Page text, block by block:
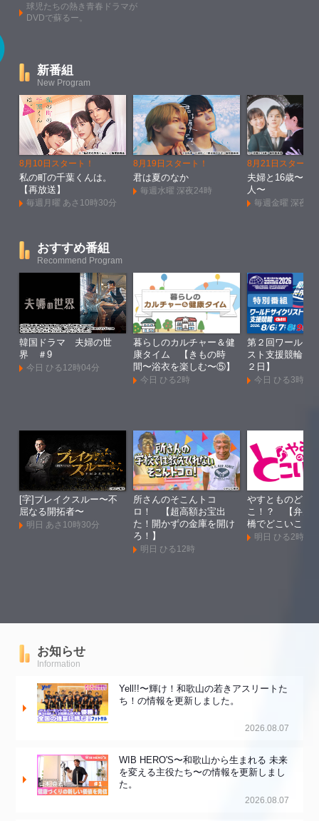
球児たちの熱き青春ドラマが
DVDで蘇るー。
新番組
New Program
8月10日スタート！
私の町の千葉くんは。
【再放送】
毎週月曜 あさ10時30分
8月19日スタート！
君は夏のなか
毎週水曜 深夜24時
8月21日スタート
夫婦と16歳〜狂
人〜
毎週金曜 深夜1
おすすめ番組
Recommend Program
韓国ドラマ 夫婦の世
界 ＃9
今日 ひる12時04分
暮らしのカルチャー＆健
康タイム 【きもの時
間〜浴衣を楽しむ〜⑤】
今日 ひる2時
第２回ワールド
スト支援競輪
２日】
今日 ひる3時
[字]ブレイクスルー〜不
屈なる開拓者〜
明日 あさ10時30分
所さんのそこんトコ
ロ！ 【超高額お宝出
た！開かずの金庫を開け
ろ！】
明日 ひる12時
やすとものどこ
こ！？ 【弁天
橋でどこいこ！
明日 ひる2時
お知らせ
Information
Yell!!〜輝け！和歌山の若きアスリートた
ち！の情報を更新しました。
2026.08.07
WIB HERO'S〜和歌山から生まれる 未来
を変える主役たち〜の情報を更新しまし
た。
2026.08.07